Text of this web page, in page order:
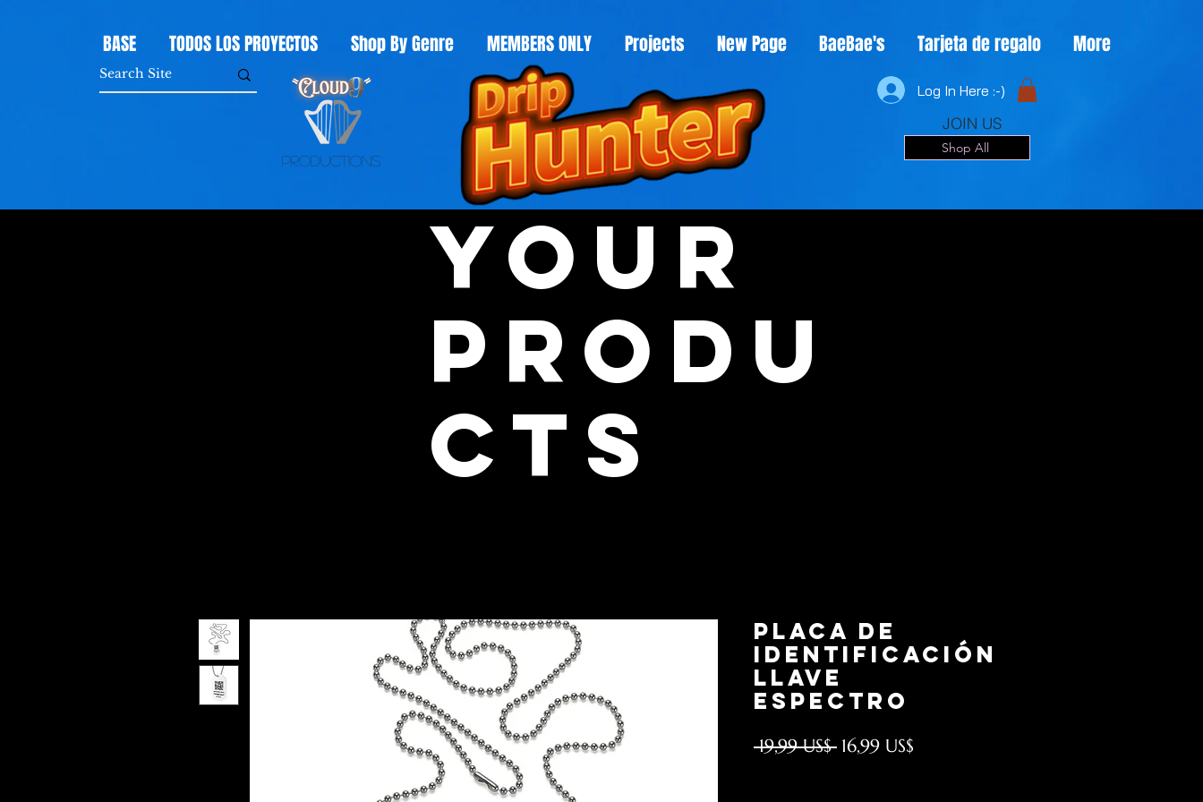
BASE TODOS LOS PROYECTOS Shop By Genre MEMBERS ONLY Projects New Page BaeBae's Tarjeta de regalo More
Log In Here :-)
JOIN US
Productions
Shop All
Placa de
identificación
LLAVE
ESPECTRO
19,99 US$ Precio
16,99 US$
Your
Produ
cts